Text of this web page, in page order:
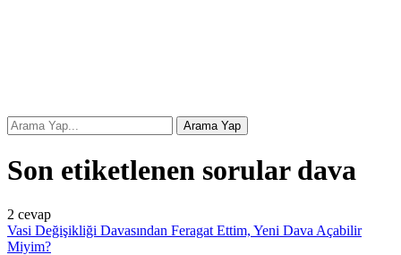
Son etiketlenen sorular dava
2 cevap
Vasi Değişikliği Davasından Feragat Ettim, Yeni Dava Açabilir
Miyim?